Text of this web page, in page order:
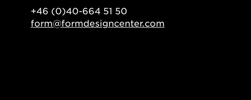
+46 (0)40-664 51 50
form@formdesigncenter.com